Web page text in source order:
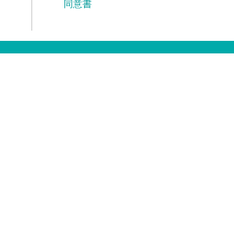
同意書